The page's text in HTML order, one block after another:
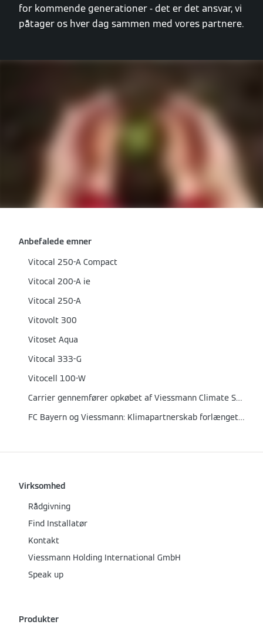
for kommende generationer - det er det ansvar, vi
påtager os hver dag sammen med vores partnere.
Anbefalede emner
Vitocal 250-A Compact
Vitocal 200-A ie
Vitocal 250-A
Vitovolt 300
Vitoset Aqua
Vitocal 333-G
Vitocell 100-W
Carrier gennemfører opkøbet af Viessmann Climate Solutions
FC Bayern og Viessmann: Klimapartnerskab forlænget til 2026
Virksomhed
Rådgivning
Find Installatør
Kontakt
Viessmann Holding International GmbH
Speak up
Produkter